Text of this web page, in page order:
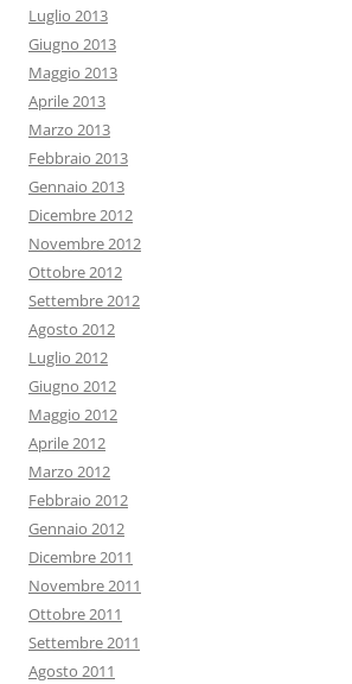
Luglio 2013
Giugno 2013
Maggio 2013
Aprile 2013
Marzo 2013
Febbraio 2013
Gennaio 2013
Dicembre 2012
Novembre 2012
Ottobre 2012
Settembre 2012
Agosto 2012
Luglio 2012
Giugno 2012
Maggio 2012
Aprile 2012
Marzo 2012
Febbraio 2012
Gennaio 2012
Dicembre 2011
Novembre 2011
Ottobre 2011
Settembre 2011
Agosto 2011